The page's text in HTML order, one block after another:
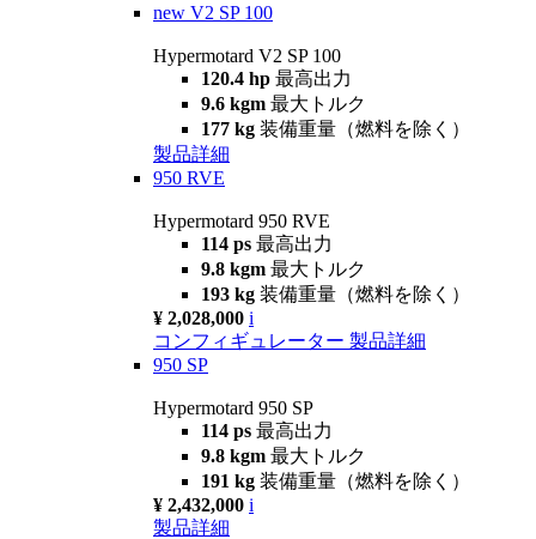
new V2 SP 100
Hypermotard V2 SP 100
120.4 hp 最高出力
9.6 kgm 最大トルク
177 kg 装備重量（燃料を除く）
製品詳細
950 RVE
Hypermotard 950 RVE
114 ps 最高出力
9.8 kgm 最大トルク
193 kg 装備重量（燃料を除く）
¥ 2,028,000 i
コンフィギュレーター 製品詳細
950 SP
Hypermotard 950 SP
114 ps 最高出力
9.8 kgm 最大トルク
191 kg 装備重量（燃料を除く）
¥ 2,432,000 i
製品詳細